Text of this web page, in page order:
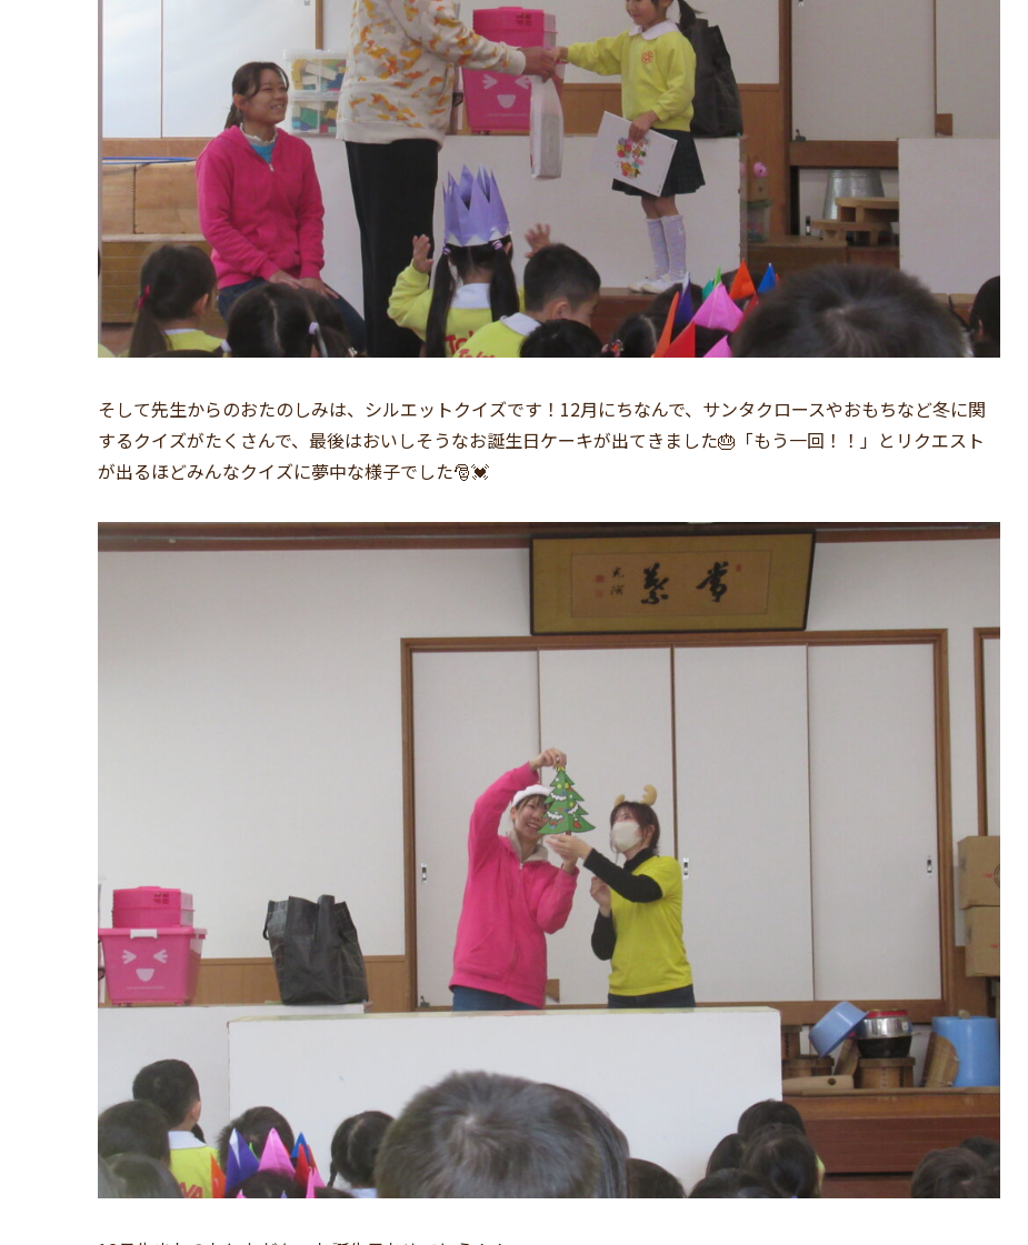
そして先生からのおたのしみは、シルエットクイズです！12月にちなんで、サンタクロースやおもちなど冬に関
するクイズがたくさんで、最後はおいしそうなお誕生日ケーキが出てきました🎂「もう一回！！」とリクエスト
が出るほどみんなクイズに夢中な様子でした🎅💓